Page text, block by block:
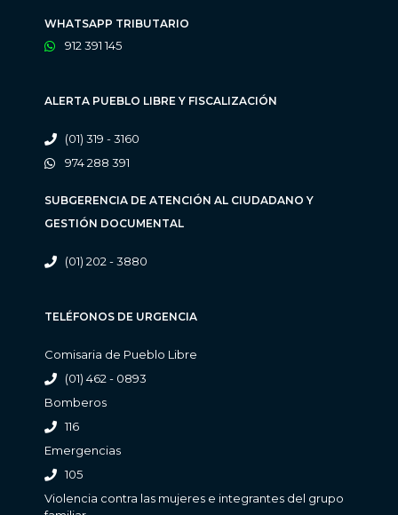
WHATSAPP TRIBUTARIO
912 391 145
ALERTA PUEBLO LIBRE Y FISCALIZACIÓN
(01) 319 - 3160
974 288 391
SUBGERENCIA DE ATENCIÓN AL CIUDADANO Y
GESTIÓN DOCUMENTAL
(01) 202 - 3880
TELÉFONOS DE URGENCIA
Comisaria de Pueblo Libre
(01) 462 - 0893
Bomberos
116
Emergencias
105
Violencia contra las mujeres e integrantes del grupo